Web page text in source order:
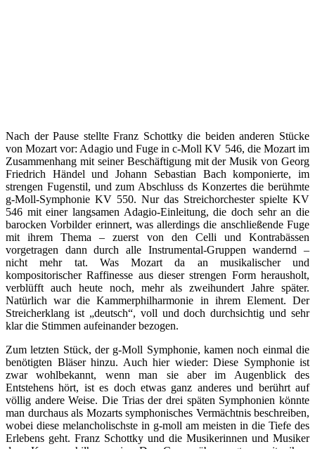
Nach der Pause stellte Franz Schottky die beiden anderen Stücke
von Mozart vor: Adagio und Fuge in c-Moll KV 546, die Mozart im
Zusammenhang mit seiner Beschäftigung mit der Musik von Georg
Friedrich Händel und Johann Sebastian Bach komponierte, im
strengen Fugenstil, und zum Abschluss ds Konzertes die berühmte
g-Moll-Symphonie KV 550. Nur das Streichorchester spielte KV
546 mit einer langsamen Adagio-Einleitung, die doch sehr an die
barocken Vorbilder erinnert, was allerdings die anschließende Fuge
mit ihrem Thema – zuerst von den Celli und Kontrabässen
vorgetragen dann durch alle Instrumental-Gruppen wandernd –
nicht mehr tat. Was Mozart da an musikalischer und
kompositorischer Raffinesse aus dieser strengen Form herausholt,
verblüfft auch heute noch, mehr als zweihundert Jahre später.
Natürlich war die Kammerphilharmonie in ihrem Element. Der
Streicherklang ist „deutsch“, voll und doch durchsichtig und sehr
klar die Stimmen aufeinander bezogen.
Zum letzten Stück, der g-Moll Symphonie, kamen noch einmal die
benötigten Bläser hinzu. Auch hier wieder: Diese Symphonie ist
zwar wohlbekannt, wenn man sie aber im Augenblick des
Entstehens hört, ist es doch etwas ganz anderes und berührt auf
völlig andere Weise. Die Trias der drei späten Symphonien könnte
man durchaus als Mozarts symphonisches Vermächtnis beschreiben,
wobei diese melancholischste in g-moll am meisten in die Tiefe des
Erlebens geht. Franz Schottky und die Musikerinnen und Musiker